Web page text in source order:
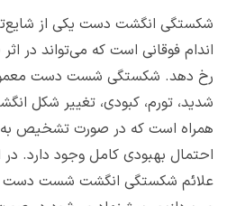
شکستگی انگشت دست یکی از
اندام فوقانی است که می‌تواند در
رخ دهد. شکستگی شست دست
شدید، تورم، کبودی، تغییر شکل
همراه است که در صورت تشخیص
احتمال بهبودی کامل وجود دارد. در
علائم شکستگی انگشت شست دست